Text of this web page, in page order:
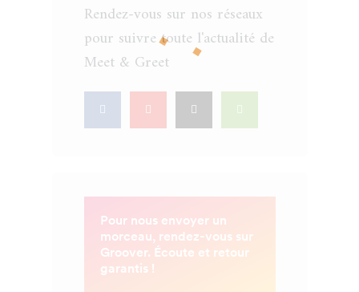
Rendez-vous sur nos réseaux
pour suivre toute l'actualité de
Meet & Greet